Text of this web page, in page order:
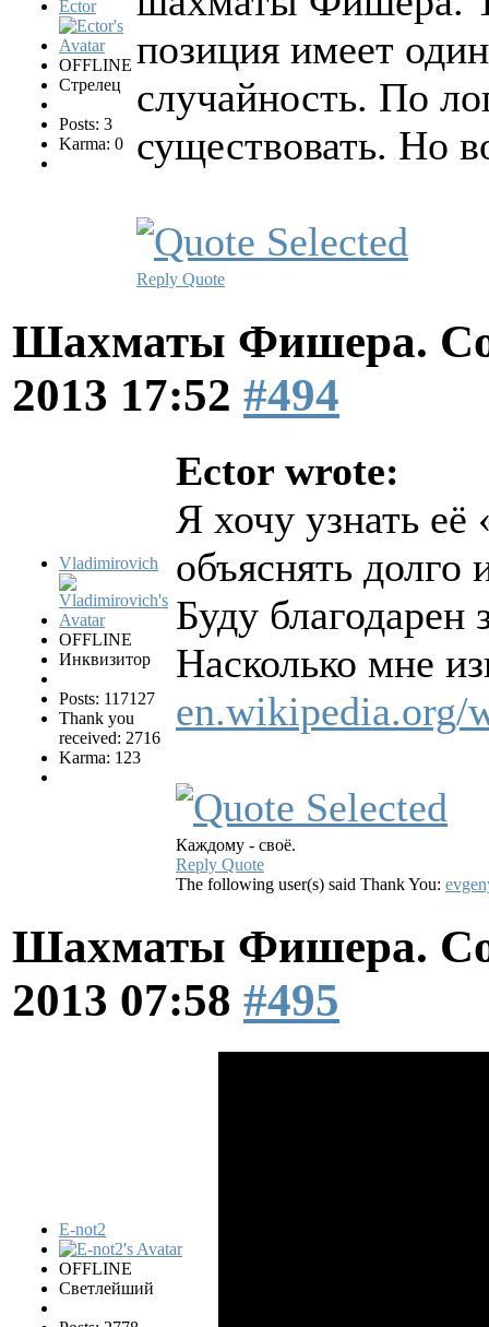
Ector
OFFLINE
Стрелец
Posts: 3
Karma: 0
позиция имеет
случайность. По
существовать. Но
Reply Quote
Шахматы Фишера.
2013 17:52 #494
Vladimirovich
OFFLINE
Инквизитор
Posts: 117127
Thank you
received: 2716
Karma: 123
Ector wrote:
Я хочу узнать
объяснять долго
Буду благодарен
Насколько мне
en.wikipedia.org/
Каждому - своё.
Reply Quote
The following user(s) said Thank You:
Шахматы Фишера.
2013 07:58 #495
E-not2
OFFLINE
Светлейший